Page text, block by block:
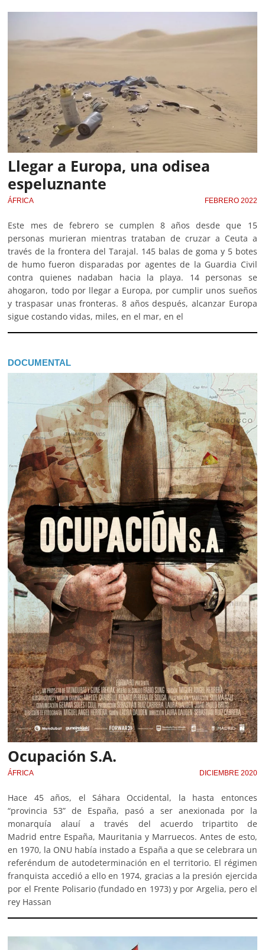
Llegar a Europa, una odisea
espeluznante
ÁFRICA FEBRERO 2022
Este mes de febrero se cumplen 8 años desde que 15
personas murieran mientras trataban de cruzar a Ceuta a
través de la frontera del Tarajal. 145 balas de goma y 5 botes
de humo fueron disparadas por agentes de la Guardia Civil
contra quienes nadaban hacia la playa. 14 personas se
ahogaron, todo por llegar a Europa, por cumplir unos sueños
y traspasar unas fronteras. 8 años después, alcanzar Europa
sigue costando vidas, miles, en el mar, en el
DOCUMENTAL
Ocupación S.A.
ÁFRICA DICIEMBRE 2020
Hace 45 años, el Sáhara Occidental, la hasta entonces
“provincia 53” de España, pasó a ser anexionada por la
monarquía alauí a través del acuerdo tripartito de
Madrid entre España, Mauritania y Marruecos. Antes de esto,
en 1970, la ONU había instado a España a que se celebrara un
referéndum de autodeterminación en el territorio. El régimen
franquista accedió a ello en 1974, gracias a la presión ejercida
por el Frente Polisario (fundado en 1973) y por Argelia, pero el
rey Hassan